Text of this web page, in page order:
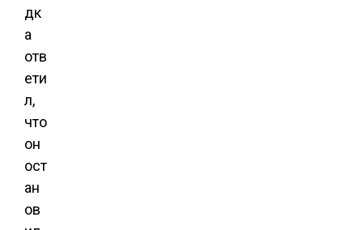
дк
а
отв
ети
л,
что
он
ост
ан
ов